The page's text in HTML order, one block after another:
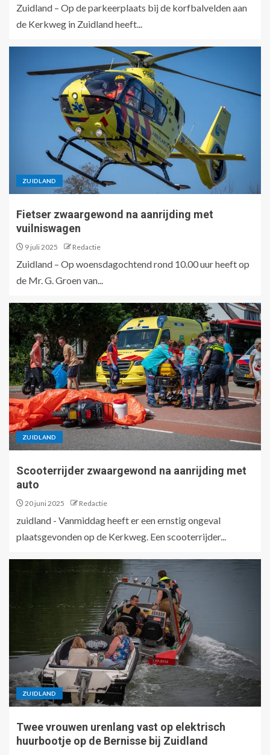
Zuidland – Op de parkeerplaats bij de korfbalvelden aan
de Kerkweg in Zuidland heeft...
ZUIDLAND
Fietser zwaargewond na aanrijding met
vuilniswagen
9 juli 2025 Redactie
Zuidland – Op woensdagochtend rond 10.00 uur heeft op
de Mr. G. Groen van...
ZUIDLAND
Scooterrijder zwaargewond na aanrijding met
auto
20 juni 2025 Redactie
zuidland - Vanmiddag heeft er een ernstig ongeval
plaatsgevonden op de Kerkweg. Een scooterrijder...
ZUIDLAND
Twee vrouwen urenlang vast op elektrisch
huurbootje op de Bernisse bij Zuidland